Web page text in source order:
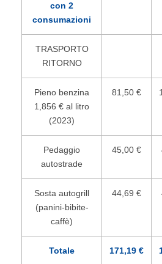
con 2
consumazioni
TRASPORTO
RITORNO
Pieno benzina
1,856 € al litro
(2023)
81,50 €
Pedaggio
autostrade
45,00 €
Sosta autogrill
(panini-bibite-
caffè)
44,69 €
Totale 171,19 €